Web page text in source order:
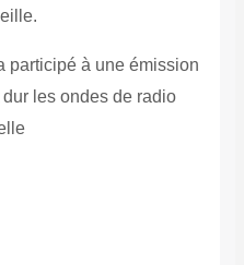
participé à une émission
les ondes de radio